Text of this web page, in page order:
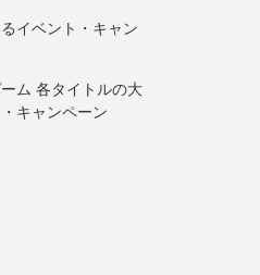
イベント・キャン
ム 各タイトルの大
キャンペーン